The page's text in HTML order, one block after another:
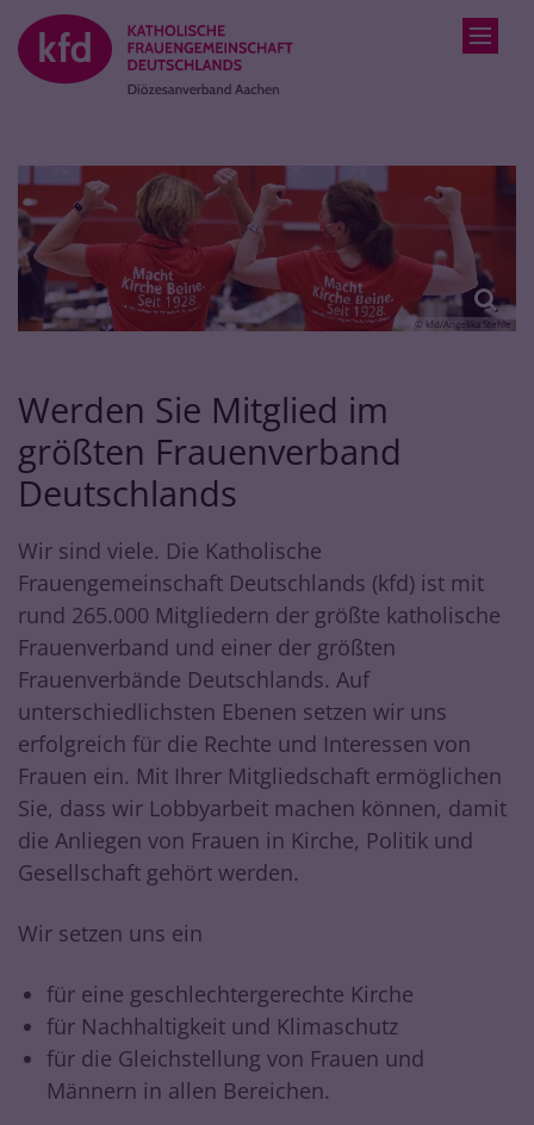
Zum Inhalt springen
© kfd/Angelika Stehle
Werden Sie Mitglied im
größten Frauenverband
Deutschlands
Wir sind viele. Die Katholische
Frauengemeinschaft Deutschlands (kfd) ist mit
rund 265.000 Mitgliedern der größte katholische
Frauenverband und einer der größten
Frauenverbände Deutschlands. Auf
unterschiedlichsten Ebenen setzen wir uns
erfolgreich für die Rechte und Interessen von
Frauen ein. Mit Ihrer Mitgliedschaft ermöglichen
Sie, dass wir Lobbyarbeit machen können, damit
die Anliegen von Frauen in Kirche, Politik und
Gesellschaft gehört werden.
Wir setzen uns ein
für eine geschlechtergerechte Kirche
für Nachhaltigkeit und Klimaschutz
für die Gleichstellung von Frauen und
Männern in allen Bereichen.